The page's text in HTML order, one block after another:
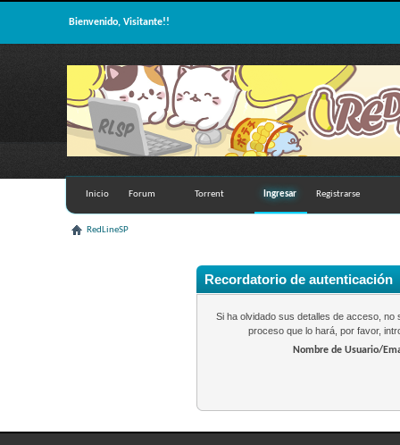
Bienvenido, Visitante!!
Inicio Forum Torrent Ingresar Registrarse
RedLineSP
Recordatorio de autenticación
Si ha olvidado sus detalles de acceso,
proceso que lo hará, por favor,
Nombre de Usuario/